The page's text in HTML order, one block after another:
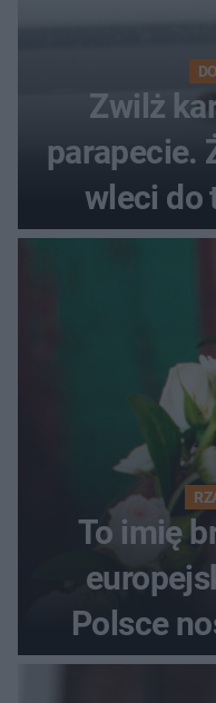
Zwilż
parapecie.
wleci do
To imię
Polsce